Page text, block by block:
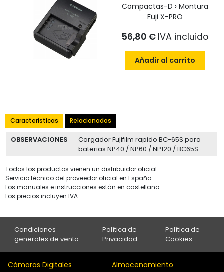
Compactas-D › Montura
Fuji X-PRO
56,80 € IVA incluido
Añadir al carrito
Características Relacionados
OBSERVACIONES
Cargador Fujifilm rapido BC-65S para
baterias NP40 / NP60 / NP120 / BC65S
Todos los productos vienen un distribuidor oficial
Servicio técnico del proveedor oficial en España.
Los manuales e instrucciones están en castellano.
Los precios incluyen IVA.
Condiciones
generales de venta
Política de
Privacidad
Política de
Cookies
Cámaras Digitales Almacenamiento